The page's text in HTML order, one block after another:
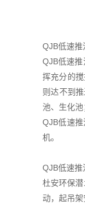
QJB低速
QJB低速
挥充分的
则达不到
池、生化
QJB低速
机。
QJB低速
杜安环保
动，起吊